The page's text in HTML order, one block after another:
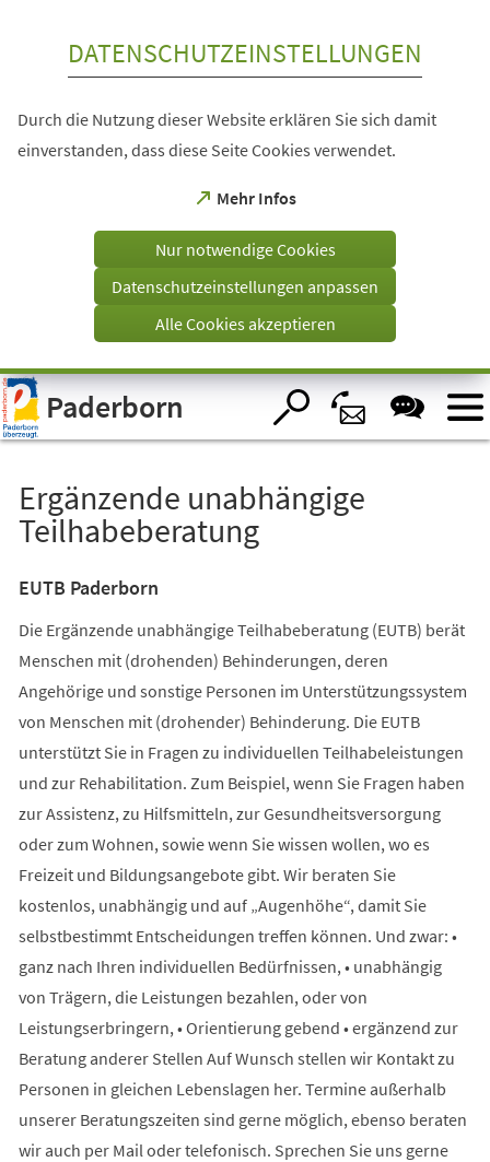
Visuelle
Assistenzsoftware
öffnen.
DATENSCHUTZEINSTELLUNGEN
Durch die Nutzung dieser Website erklären Sie sich damit
einverstanden, dass diese Seite Cookies verwendet.
Mehr Infos
(Öffnet
einem
Tab)
Nur notwendige Cookies
Datenschutzeinstellungen anpassen
Alle Cookies akzeptieren
Paderborn
Ergänzende unabhängige
Teilhabeberatung
EUTB Paderborn
Die Ergänzende unabhängige Teilhabeberatung (EUTB) berät
Menschen mit (drohenden) Behinderungen, deren
Angehörige und sonstige Personen im Unterstützungssystem
von Menschen mit (drohender) Behinderung. Die EUTB
unterstützt Sie in Fragen zu individuellen Teilhabeleistungen
und zur Rehabilitation. Zum Beispiel, wenn Sie Fragen haben
zur Assistenz, zu Hilfsmitteln, zur Gesundheitsversorgung
oder zum Wohnen, sowie wenn Sie wissen wollen, wo es
Freizeit und Bildungsangebote gibt. Wir beraten Sie
kostenlos, unabhängig und auf „Augenhöhe“, damit Sie
selbstbestimmt Entscheidungen treffen können. Und zwar: •
ganz nach Ihren individuellen Bedürfnissen, • unabhängig
von Trägern, die Leistungen bezahlen, oder von
Leistungserbringern, • Orientierung gebend • ergänzend zur
Beratung anderer Stellen Auf Wunsch stellen wir Kontakt zu
Personen in gleichen Lebenslagen her. Termine außerhalb
unserer Beratungszeiten sind gerne möglich, ebenso beraten
wir auch per Mail oder telefonisch. Sprechen Sie uns gerne